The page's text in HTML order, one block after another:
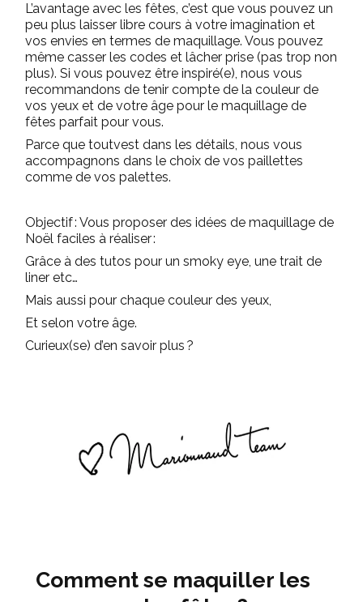
L’avantage avec les fêtes, c’est que vous pouvez un
peu plus laisser libre cours à votre imagination et
vos envies en termes de maquillage. Vous pouvez
même casser les codes et lâcher prise (pas trop non
plus). Si vous pouvez être inspiré(e), nous vous
recommandons de tenir compte de la couleur de
vos yeux et de votre âge pour le maquillage de
fêtes parfait pour vous.
Parce que toutvest dans les détails, nous vous
accompagnons dans le choix de vos paillettes
comme de vos palettes.
Objectif : Vous proposer des idées de maquillage de
Noël faciles à réaliser :
Grâce à des tutos pour un smoky eye, une trait de
liner etc…
Mais aussi pour chaque couleur des yeux,
Et selon votre âge.
Curieux(se) d’en savoir plus ?
Comment se maquiller les